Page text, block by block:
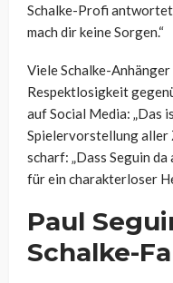
Schalke-Profi antwortet
mach dir keine Sorgen.“
Viele Schalke-
Respektlosigkeit
auf Social Media: „Das
Spielervorstellung aller
scharf: „Dass Seguin
für ein charakterloser
Paul
Schalke-